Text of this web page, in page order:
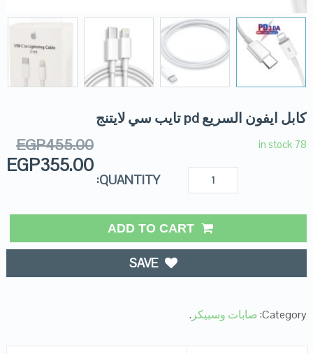
كابل ايفون السريع pd تايب سي لايتنج
EGP455.00
EGP355.00
78 in stock
QUANTITY:
ADD TO CART
SAVE
Category: صابات وسبيكر .